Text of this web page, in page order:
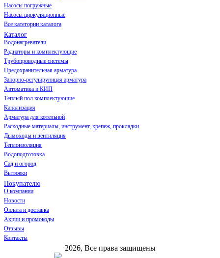
Насосы погружные
Насосы циркуляционные
Все категории каталога
Каталог
Водонагреватели
Радиаторы и комплектующие
Трубопроводные системы
Предохранительная арматура
Запорно-регулирующая арматура
Автоматика и КИП
Теплый пол комплектующие
Канализация
Арматура для котельной
Расходные материалы, инструмент, крепеж, прокладки
Дымоходы и вентиляция
Теплоизоляция
Водоподготовка
Сад и огород
Вытяжки
Покупателю
О компании
Новости
Оплата и доставка
Акции и промокоды
Отзывы
Контакты
2026, Все права защищены